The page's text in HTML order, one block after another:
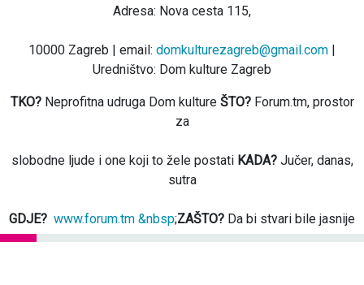
Adresa: Nova cesta 115,
10000 Zagreb | email: domkulturezagreb@gmail.com |
Uredništvo: Dom kulture Zagreb
TKO?Neprofitna udruga Dom kulture ŠTO?Forum.tm, prostor
za
slobodne ljude i one koji to žele postati KADA?Jučer, danas,
sutra
GDJE? www.forum.tm &nbsp;ZAŠTO? Da bi stvari bile jasnije